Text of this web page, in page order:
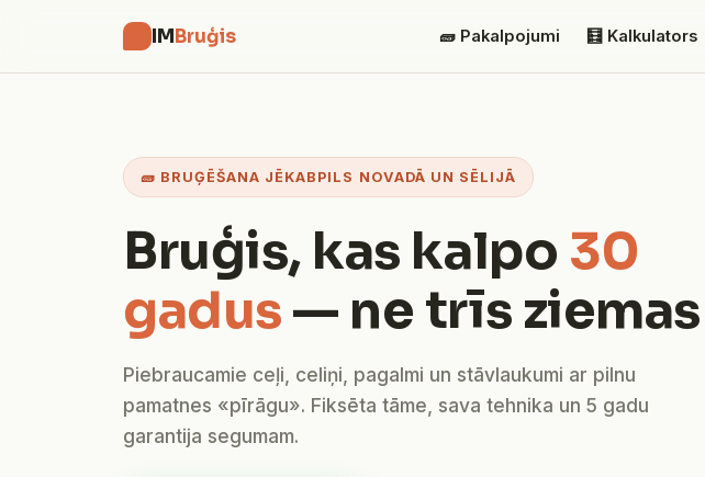
IMBruģis 🧱 Pakalpojumi 🧮 Kalkulators
🧱 BRUĢĒŠANA JĒKABPILS NOVADĀ UN SĒLIJĀ
Bruģis, kas kalpo 30
gadus— ne trīs ziemas
Piebraucamie ceļi, celiņi, pagalmi un stāvlaukumi ar pilnu
pamatnes «pīrāgu». Fiksēta tāme, sava tehnika un 5 gadu
garantija segumam.